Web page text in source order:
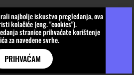
najbolje iskustvo pregledanja, ova
kolačiće (eng. "cookies").
stranice prihvaćate korištenje
za navedene svrhe.
PRIHVAĆAM